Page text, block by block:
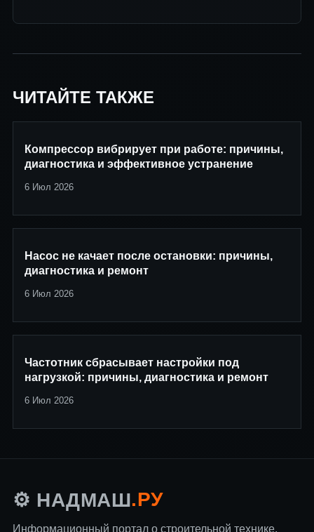
ЧИТАЙТЕ ТАКЖЕ
Компрессор вибрирует при работе: причины,
диагностика и эффективное устранение
6 Июл 2026
Насос не качает после остановки: причины,
диагностика и ремонт
6 Июл 2026
Частотник сбрасывает настройки под
нагрузкой: причины, диагностика и ремонт
6 Июл 2026
⚙️ НАДМАШ.РУ
Информационный портал о строительной технике,